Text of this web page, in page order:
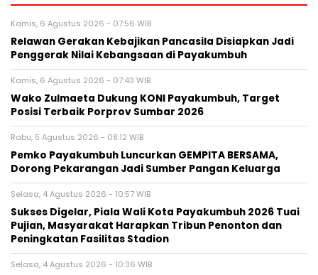
Kamis, 6 Agustus 2026 - 07:56 WIB
Relawan Gerakan Kebajikan Pancasila Disiapkan Jadi
Penggerak Nilai Kebangsaan di Payakumbuh
Kamis, 6 Agustus 2026 - 07:43 WIB
Wako Zulmaeta Dukung KONI Payakumbuh, Target
Posisi Terbaik Porprov Sumbar 2026
Rabu, 5 Agustus 2026 - 08:12 WIB
Pemko Payakumbuh Luncurkan GEMPITA BERSAMA,
Dorong Pekarangan Jadi Sumber Pangan Keluarga
Selasa, 4 Agustus 2026 - 10:57 WIB
Sukses Digelar, Piala Wali Kota Payakumbuh 2026 Tuai
Pujian, Masyarakat Harapkan Tribun Penonton dan
Peningkatan Fasilitas Stadion
Selasa, 4 Agustus 2026 - 10:36 WIB